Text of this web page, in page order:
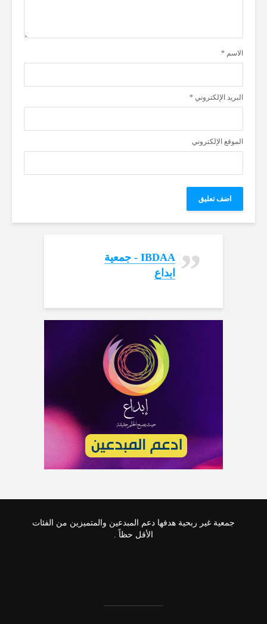
الاسم *
البريد الإلكتروني *
الموقع الإلكتروني
‏IBDAA - جمعية
ابداع‏
جمعية غير ربحية هدفها دعم المبدعين والمتميزين من الفئات
الأقل حظاً .